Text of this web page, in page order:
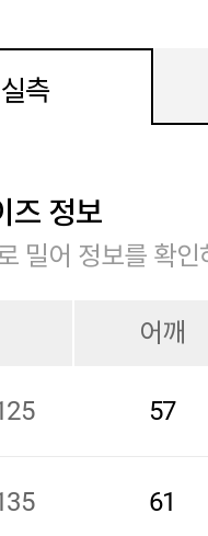
실측
즈 정보
밀어 정보를 확인
어깨
57
61